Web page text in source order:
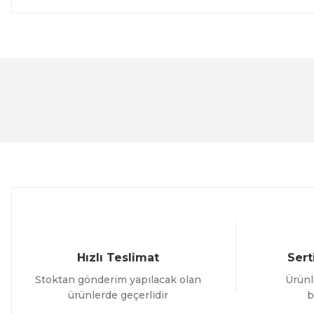
Hızlı Teslimat
Stoktan gönderim yapılacak olan
ürünlerde geçerlidir